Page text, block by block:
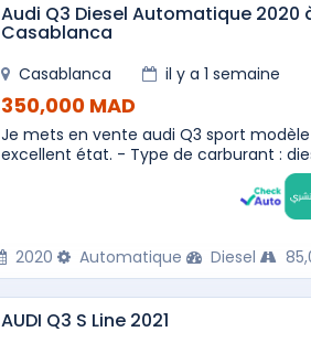
Audi Q3 Diesel Automatique 2020
Casablanca
Casablanca il y a 1 semaine
350,000 MAD
Je mets en vente audi Q3 sport
excellent état. - Type de carburant :
2020 Automatique Diesel
AUDI Q3 S Line 2021